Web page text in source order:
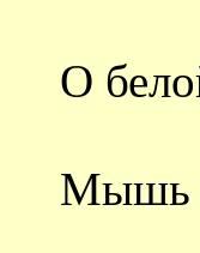
О
Мышь